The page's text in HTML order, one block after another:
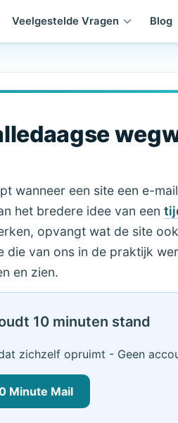
Veelgestelde Vragen Blog
wanneer een site een e-
het bredere idee van een
opvangt wat de site
die van ons in de praktijk
en zien.
10 minuten stand
zichzelf opruimt - Geen
Minute Mail